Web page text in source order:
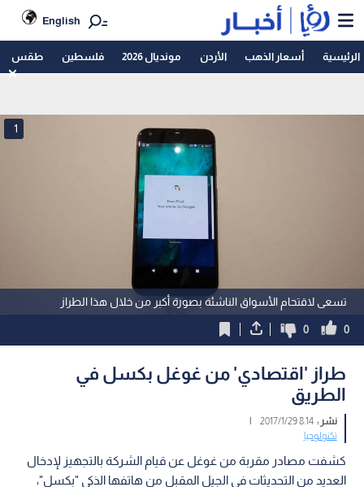
English
الرئيسية أسعار الذهب الأردن مونديال 2026 فلسطين طقس
تسعى لاقتحام الأسواق الناشئة بصورة أكبر من خلال هذا الطراز
1
0
0
طراز 'اقتصادي' من غوغل بكسل في
الطريق
نشر :8:14 2017/1/29
|
تكنولوجيا
كشفت مصادر مقربة من غوغل عن قيام الشركة بالتجهيز لإدخال
العديد من التحديثات في الجيل المقبل من هاتفها الذكي "بكسل"،